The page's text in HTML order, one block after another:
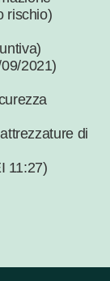
rischio)
2021)
di
11:27)